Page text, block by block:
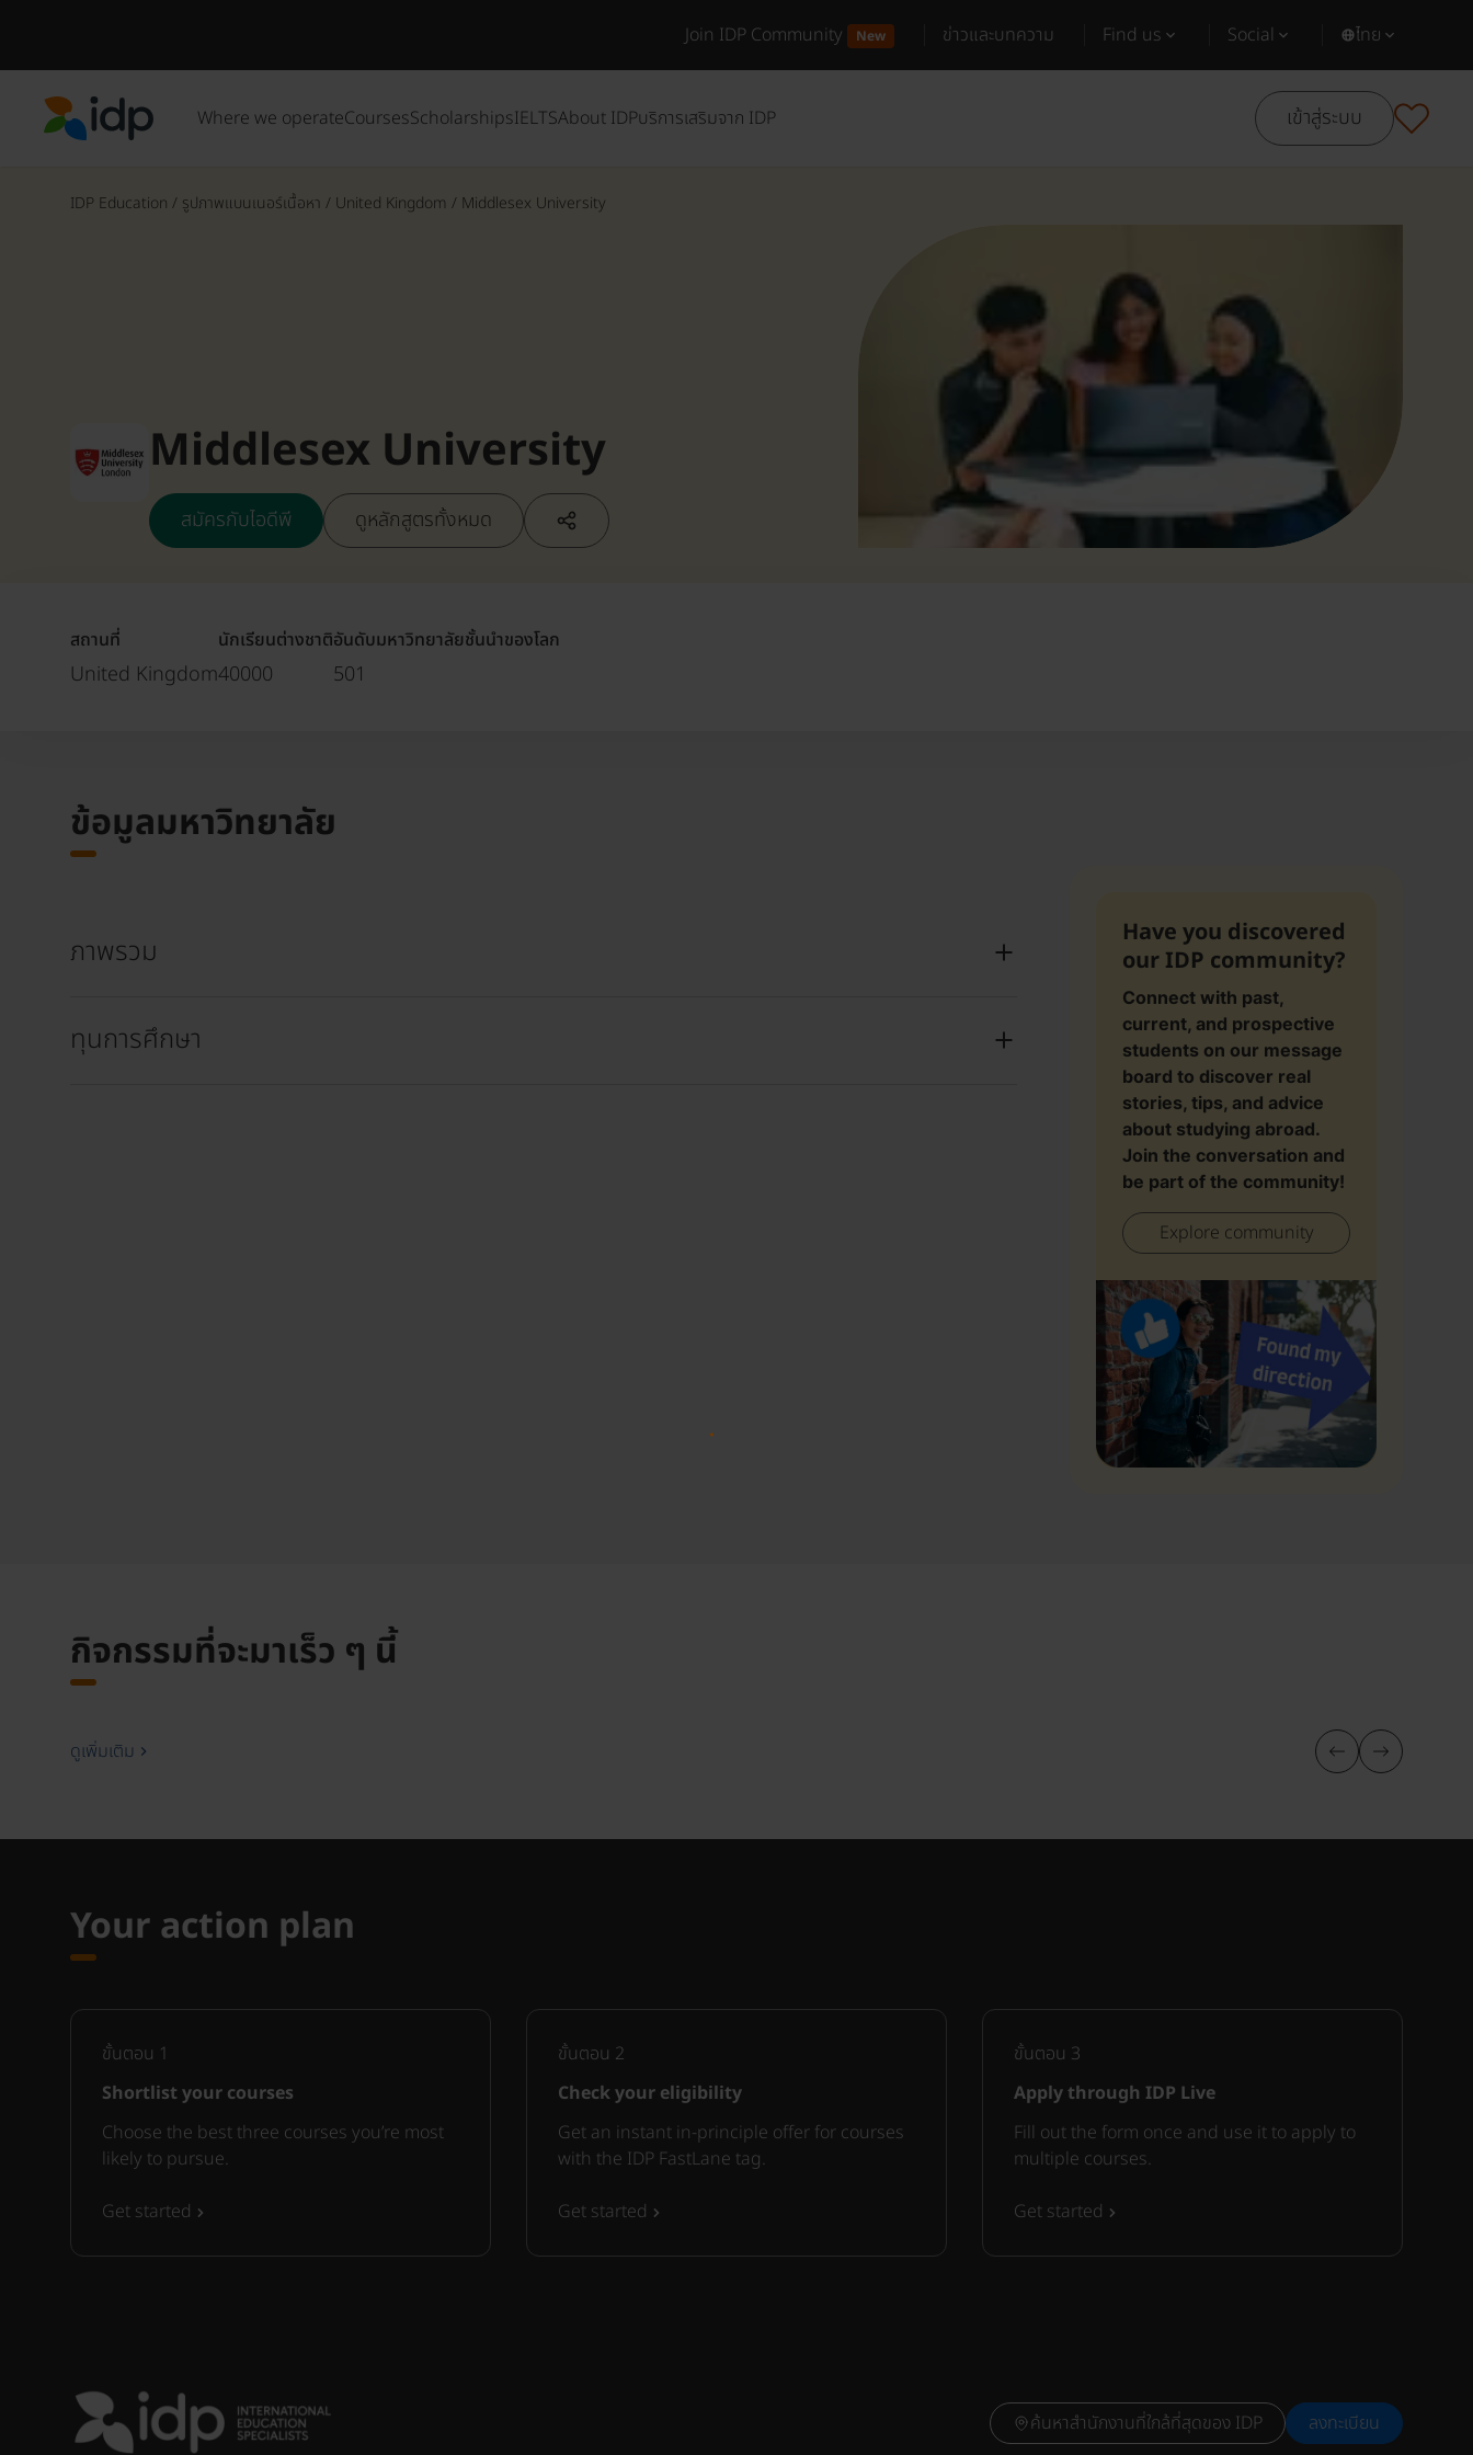
Join IDP Community New ข่าวและบทความ Find us Social ไทย
Where we operateCoursesScholarshipsIELTSAbout IDPบริการเสริมจาก IDP เข้าสู่ระบบ
IDP Education / รูปภาพแบนเนอร์เนื้อหา / United Kingdom / Middlesex University
Middlesex University
สมัครกับไอดีพี ดูหลักสูตรทั้งหมด
สถานที่
United Kingdom
นักเรียนต่างชาติ
40000
อันดับมหาวิทยาลัยชั้นนำของโลก
501
ข้อมูลมหาวิทยาลัย
ภาพรวม
ทุนการศึกษา
Have you discovered
our IDP community?
Connect with past,
current, and prospective
students on our message
board to discover real
stories, tips, and advice
about studying abroad.
Join the conversation and
be part of the community!
Explore community
กิจกรรมที่จะมาเร็ว ๆ นี้
ดูเพิ่มเติม
Your action plan
ขั้นตอน 1
Shortlist your courses
Choose the best three courses you’re most
likely to pursue.
Get started
ขั้นตอน 2
Check your eligibility
Get an instant in-principle offer for courses
with the IDP FastLane tag.
Get started
ขั้นตอน 3
Apply through IDP Live
Fill out the form once and use it to apply to
multiple courses.
Get started
ค้นหาสำนักงานที่ใกล้ที่สุดของ IDP ลงทะเบียน